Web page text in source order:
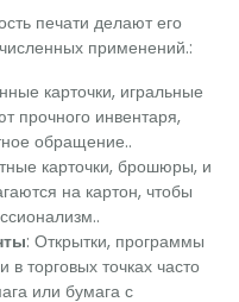
печати делают его
применений.:
карточки, игральные
прочного инвентаря,
обращение..
карточки, брошюры, и
на картон, чтобы
: Открытки, программы
торговых точках часто
или бумага с